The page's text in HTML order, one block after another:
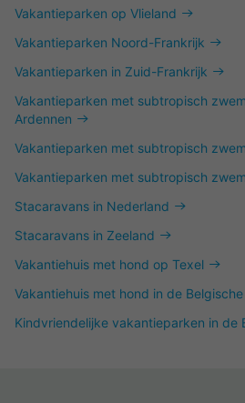
Vakantieparken op Vlieland
Vakantieparken Noord-Frankrijk
Vakantieparken in Zuid-Frankrijk
Vakantieparken met subtropisch
Ardennen
Vakantieparken met subtropisch
Vakantieparken met subtropisch
Stacaravans in Nederland
Stacaravans in Zeeland
Vakantiehuis met hond op Texel
Vakantiehuis met hond in de
Kindvriendelijke vakantieparken in de